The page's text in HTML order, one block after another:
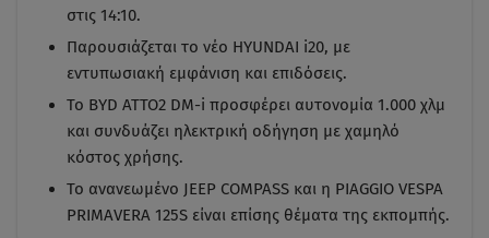
στις 14:10.
Παρουσιάζεται το νέο HYUNDAI i20, με
εντυπωσιακή εμφάνιση και επιδόσεις.
Το BYD ATTO2 DM-i προσφέρει αυτονομία 1.000 χλμ
και συνδυάζει ηλεκτρική οδήγηση με χαμηλό
κόστος χρήσης.
Το ανανεωμένο JEEP COMPASS και η PIAGGIO VESPA
PRIMAVERA 125S είναι επίσης θέματα της εκπομπής.